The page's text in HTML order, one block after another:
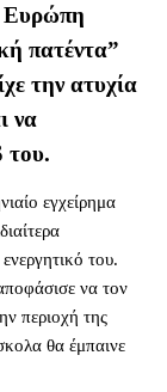
Ευρώπη
πατέντα”
την ατυχία
να
του.
εγχείρημα
του.
να τον
περιοχή της
θα έμπαινε